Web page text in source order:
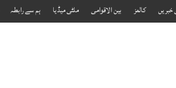
خبریں کالمز بین الاقوامی ملٹی میڈیا ہم سے رابطہ